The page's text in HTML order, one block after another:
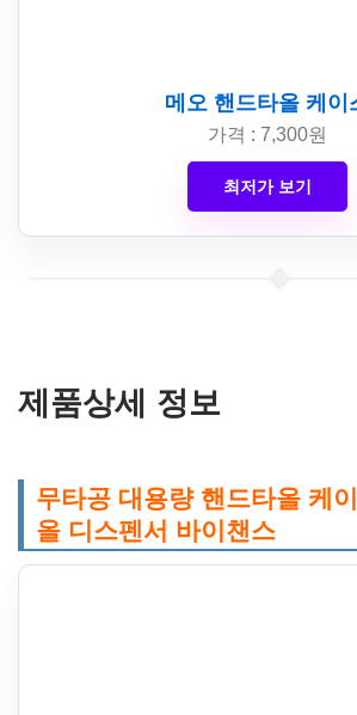
메오 핸드타올 케이
가격 : 7,300원
최저가 보기
제품상세 정보
무타공 대용량 핸드타올 케
올 디스펜서 바이챈스